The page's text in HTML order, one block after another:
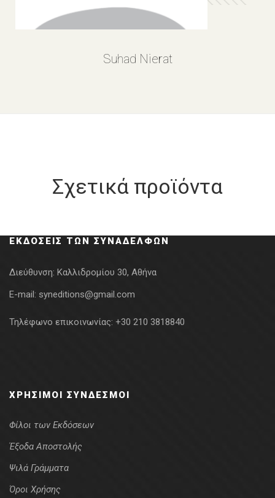
Suhad Nierat
Σχετικά προϊόντα
ΕΚΔΌΣΕΙΣ ΤΩΝ ΣΥΝΑΔΈΛΦΩΝ
Διεύθυνση: Καλλιδρομίου 30, Αθήνα
E-mail: syneditions@gmail.com
Τηλέφωνο επικοινωνίας: +30 210 3818840
ΧΡΉΣΙΜΟΙ ΣΎΝΔΕΣΜΟΙ
Φίλοι των Εκδόσεων
Έξοδα Αποστολής
Ψιλά Γράμματα
Όροι Χρήσης